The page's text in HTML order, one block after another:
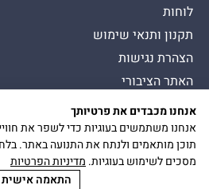
לוחות
תקנון ותנאי שימוש
הצהרת נגישות
האתר הציבורי
הצטרפות
להר״ש
כל הזכויות שמורות להסתדרות לרפואת
כיכר דיזנגוף 9, תל אביב יפו
אנחנו מכבדים את פרטיותך
אנחנו משתמשים בעוגיות כדי לשפר את
תוכן מותאמים ולנתח את התנועה באתר.
מסכים לשימוש בעוגיות. מדיניות הפרטיות
התאמה אישית